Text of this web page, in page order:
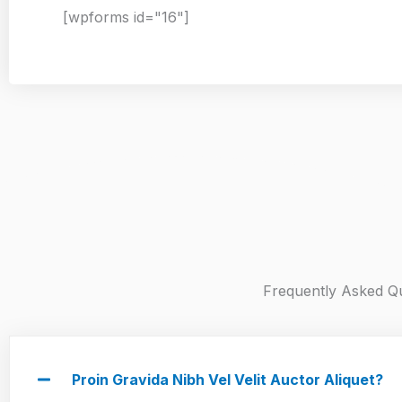
[wpforms id="16"]
Frequently Asked
Proin Gravida Nibh Vel Velit Auctor Aliquet?